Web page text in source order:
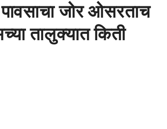
जोर ओसरताच
तालुक्यात किती